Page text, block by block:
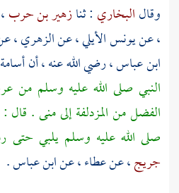
وقالالبخاري : ثنازهير بن حرب
، عنيونس الأيلي، عنالزهري،
ابن عباس، رضي الله عنه ، أنأسامة
النبي صلى الله عليه وسلم من
الفضلمنالمزدلفةإلىمنى. قال :
صلى الله عليه وسلم يلبي حتى
جريج، عنعطاء، عنابن عباس.